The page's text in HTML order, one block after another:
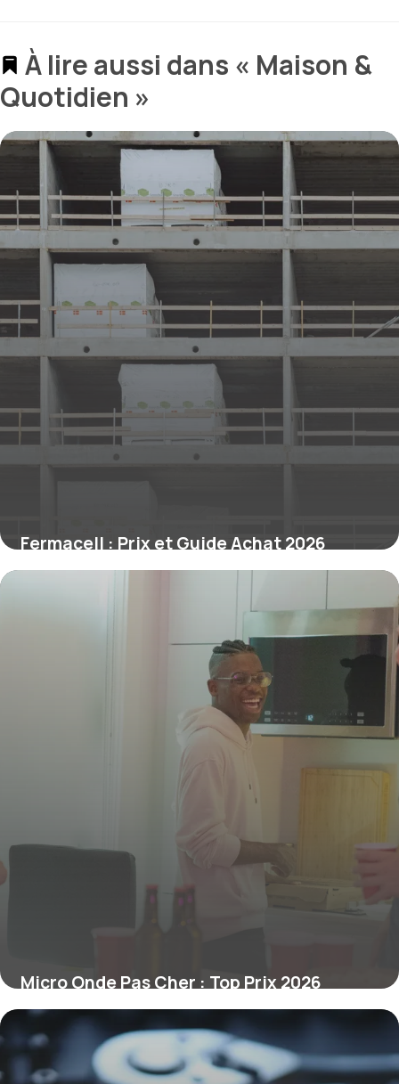
À lire aussi dans « Maison &
Quotidien »
Fermacell : Prix et Guide Achat 2026
9 juillet 2026
Micro Onde Pas Cher : Top Prix 2026
4 juillet 2026